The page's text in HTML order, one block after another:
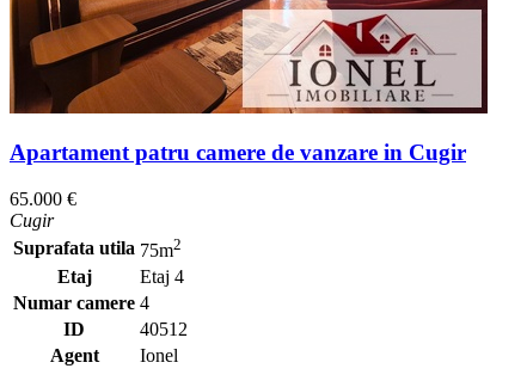
Apartament patru camere de vanzare in Cugir
65.000 €
Cugir
Suprafata utila 75m2
Etaj
Etaj 4
Numar camere 4
ID
40512
Agent
Ionel